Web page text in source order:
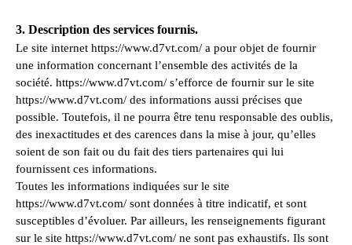
3. Description des services fournis.
Le site internet https://www.d7vt.com/ a pour objet de fournir
une information concernant l’ensemble des activités de la
société. https://www.d7vt.com/ s’efforce de fournir sur le site
https://www.d7vt.com/ des informations aussi précises que
possible. Toutefois, il ne pourra être tenu responsable des oublis,
des inexactitudes et des carences dans la mise à jour, qu’elles
soient de son fait ou du fait des tiers partenaires qui lui
fournissent ces informations.
Toutes les informations indiquées sur le site
https://www.d7vt.com/ sont données à titre indicatif, et sont
susceptibles d’évoluer. Par ailleurs, les renseignements figurant
sur le site https://www.d7vt.com/ ne sont pas exhaustifs. Ils sont